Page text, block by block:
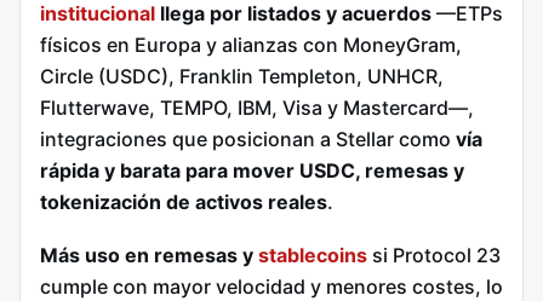
institucional llega por listados y acuerdos —ETPs
físicos en Europa y alianzas con MoneyGram,
Circle (USDC), Franklin Templeton, UNHCR,
Flutterwave, TEMPO, IBM, Visa y Mastercard—,
integraciones que posicionan a Stellar como vía
rápida y barata para mover USDC, remesas y
tokenización de activos reales.
Más uso en remesas y stablecoins si Protocol 23
cumple con mayor velocidad y menores costes, lo